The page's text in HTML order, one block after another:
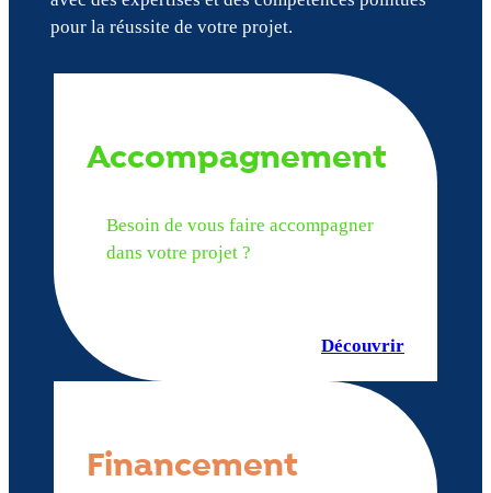
pour la réussite de votre projet.
Accompagnement
Besoin de vous faire accompagner
dans votre projet ?
Découvrir
Financement